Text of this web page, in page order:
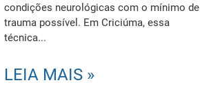
condições neurológicas com o mínimo de
trauma possível. Em Criciúma, essa
técnica
LEIA MAIS »